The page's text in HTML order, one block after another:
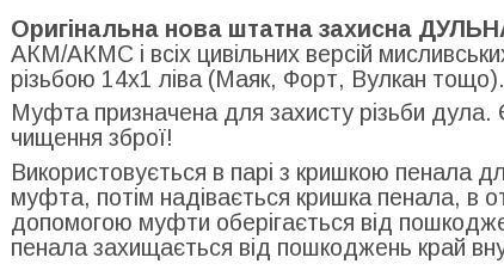
Оригінальна нова штатна захисна
АКМ/АКМС і всіх цивільних версій
різьбою 14х1 ліва (Маяк, Форт, Вулкан тощо).
Муфта призначена для захисту різьби
чищення зброї!
Використовується в парі з кришкою пенала
муфта, потім надівається кришка пенала, в
допомогою муфти оберігається від
пенала захищається від пошкоджень край